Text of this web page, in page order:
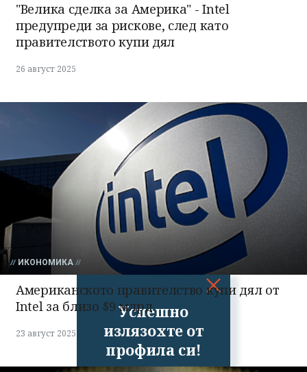
Успешно
излязохте от
профила си!
"Велика сделка за Америка" - Intel
предупреди за рискове, след като
правителството купи дял
26 август 2025
ИКОНОМИКА
Американското правителство купи дял от
Intel за близо $9 млрд.
23 август 2025